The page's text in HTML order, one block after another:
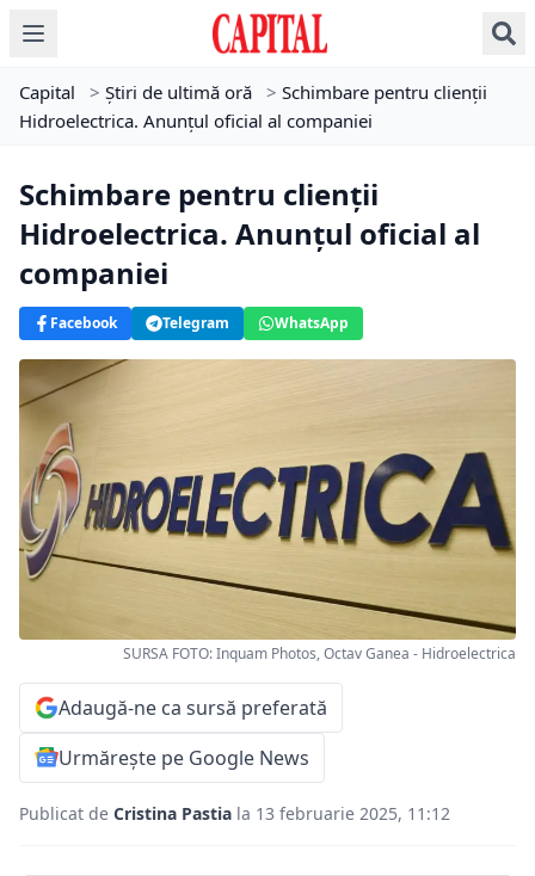
Capital > Știri de ultimă oră > Schimbare pentru clienții
Hidroelectrica. Anunțul oficial al companiei
Schimbare pentru clienții
Hidroelectrica. Anunțul oficial al
companiei
Facebook Telegram WhatsApp
SURSA FOTO: Inquam Photos, Octav Ganea - Hidroelectrica
Adaugă-ne ca sursă preferată
Urmărește pe Google News
Publicat de Cristina Pastia la 13 februarie 2025, 11:12